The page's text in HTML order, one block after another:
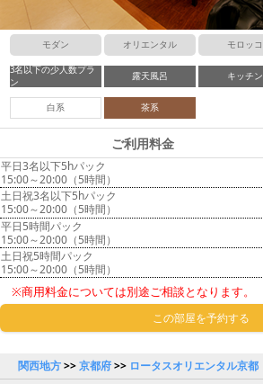
モダン オリエンタル モロッコ
3名以下の少人数プラ
ン
露天風呂 キッチン
白系 茶系
ご利用料金
平日3名以下5hパック
15:00～20:00（5時間）
土日祝3名以下5hパック
15:00～20:00（5時間）
平日5時間パック
15:00～20:00（5時間）
土日祝5時間パック
15:00～20:00（5時間）
※商用料金については別途ご相談となります。
この部屋を予約する
関西地方>>京都府>> ロータスオリエンタル京都